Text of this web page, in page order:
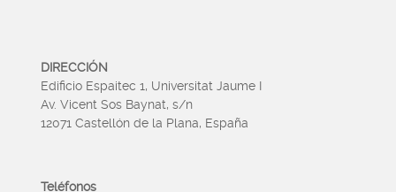
DIRECCIÓN
Edificio Espaitec 1, Universitat Jaume I
Av. Vicent Sos Baynat, s/n
12071 Castellón de la Plana, España
Teléfonos